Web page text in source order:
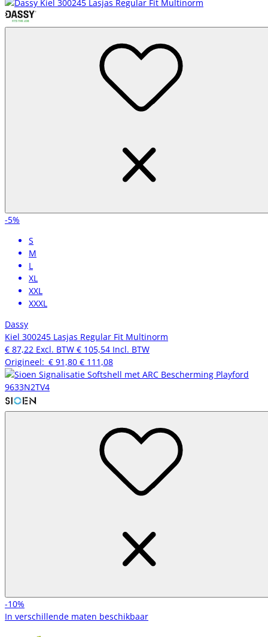
maal tevreden zijn.
-5%
S
M
L
XL
XXL
XXXL
Dassy
Kiel 300245 Lasjas Regular Fit Multinorm
€ 87,22 Excl. BTW € 105,54 Incl. BTW
Origineel: € 91,80 € 111,08
-10%
In verschillende maten beschikbaar